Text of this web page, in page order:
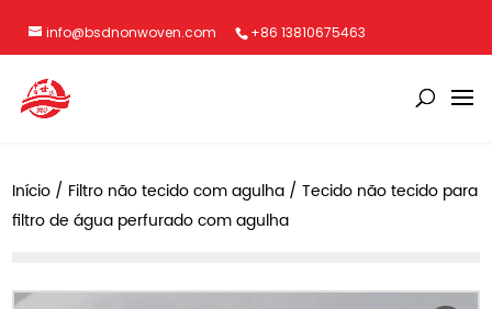
info@bsdnonwoven.com +86 13810675463
Início / Filtro não tecido com agulha / Tecido não tecido para
filtro de água perfurado com agulha